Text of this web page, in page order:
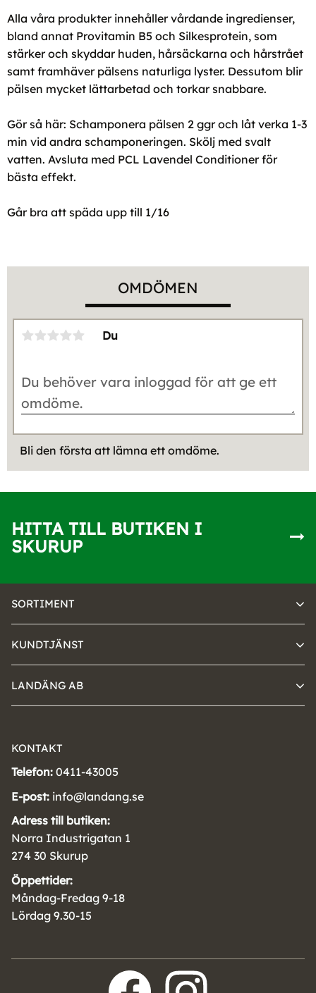
Alla våra produkter innehåller vårdande ingredienser,
bland annat Provitamin B5 och Silkesprotein, som
stärker och skyddar huden, hårsäckarna och hårstrået
samt framhäver pälsens naturliga lyster. Dessutom blir
pälsen mycket lättarbetad och torkar snabbare.
Gör så här: Schamponera pälsen 2 ggr och låt verka 1-3
min vid andra schamponeringen. Skölj med svalt
vatten. Avsluta med PCL Lavendel Conditioner för
bästa effekt.
Går bra att späda upp till 1/16
OMDÖMEN
Du
Bli den första att lämna ett omdöme.
HITTA TILL BUTIKEN I
SKURUP
SORTIMENT
KUNDTJÄNST
LANDÄNG AB
KONTAKT
Telefon: 0411-43005
E-post: info@landang.se
Adress till butiken:
Norra Industrigatan 1
274 30 Skurup
Öppettider:
Måndag-Fredag 9-18
Lördag 9.30-15